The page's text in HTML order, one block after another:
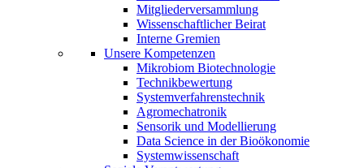
Mitgliederversammlung
Wissenschaftlicher Beirat
Interne Gremien
Unsere Kompetenzen
Mikrobiom Biotechnologie
Technikbewertung
Systemverfahrenstechnik
Agromechatronik
Sensorik und Modellierung
Data Science in der Bioökonomie
Systemwissenschaft